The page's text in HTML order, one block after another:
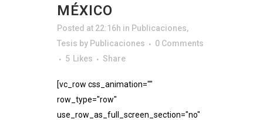
MÉXICO
Posted at 22:16h in Publicaciones,
Tesis by Publicaciones
0 Comments
5 Likes Share
[vc_row css_animation=""
row_type="row"
use_row_as_full_screen_section="no"